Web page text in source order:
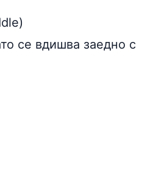
се вдишва заедно с